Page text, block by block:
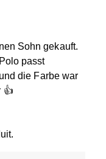
Sohn gekauft.
passt
die Farbe war
👍